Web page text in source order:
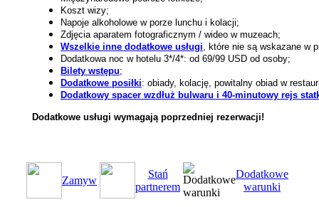
Koszt wizy;
Napoje alkoholowe w porze lunchu i kolacji;
Zdjęcia aparatem fotograficznym / wideo w muzeach;
Wszelkie inne dodatkowe usługi, które nie są wskazane w
Dodatkowa noc w hotelu 3*/4*: od 69/99 USD od osoby;
Bilety wstępu;
Dodatkowe posiłki: obiady, kolację, powitalny obiad w
Dodatkowy spacer wzdłuż bulwaru i 40-minutowy rejs
Dodatkowe usługi wymagają poprzedniej rezerwacji!
Zamуw
Stań
partnerem
Dodatkowe
warunki